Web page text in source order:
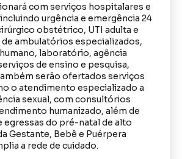
com serviços hospitalares e
urgência e emergência 24
obstétrico, UTI adulta e
ambulatórios especializados,
laboratório, agência
de ensino e pesquisa,
serão ofertados serviços
o atendimento especializado a
sexual, com consultórios
humanizado, além de
egressas do pré-natal de alto
Gestante, Bebê e Puérpera
a rede de cuidado.